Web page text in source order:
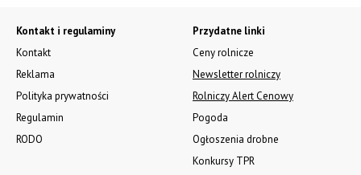
Kontakt i regulaminy
Kontakt
Reklama
Polityka prywatności
Regulamin
RODO
Przydatne linki
Ceny rolnicze
Newsletter rolniczy
Rolniczy Alert Cenowy
Pogoda
Ogłoszenia drobne
Konkursy TPR